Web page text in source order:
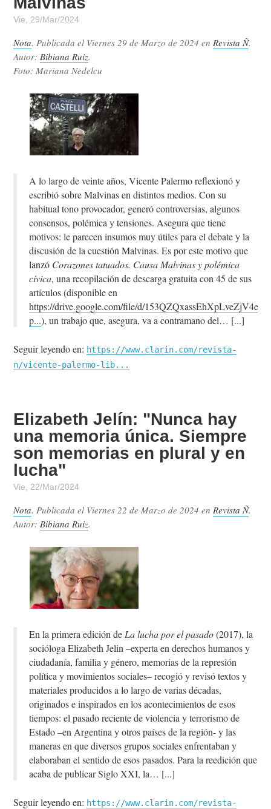
Vie, 29/Mar/2024
Nota. Publicada el Viernes 29 de Marzo de 2024 enRevista Ñ.
Autor:Bibiana Ruiz.
Foto: Mariana Nedelcu
A lo largo de veinte años, Vicente Palermo reflexionó y
escribió sobre Malvinas en distintos medios. Con su
habitual tono provocador, generó controversias, algunos
consensos, polémica y tensiones. Asegura que tiene
motivos: le parecen insumos muy útiles para el debate y la
discusión de la cuestión Malvinas. Es por este motivo que
lanzó Corazones tatuados. Causa Malvinas y polémica
cívica, una recopilación de descarga gratuita con 45 de sus
artículos (disponible en
https://drive.google.com/file/d/
p...), un trabajo que, asegura, va a contramano del…
Seguir leyendo en: https://www.clarin.com/revista-
n/vicente-palermo-lib...
Elizabeth Jelín: "Nunca hay
una memoria única. Siempre
son memorias en plural y en
lucha"
Vie, 22/Mar/2024
Nota. Publicada el Viernes 22 de Marzo de 2024 enRevista Ñ.
Autor:Bibiana Ruiz.
En la primera edición de La lucha por el pasado(2017), la
socióloga Elizabeth Jelin –experta en derechos humanos y
ciudadanía, familia y género, memorias de la represión
política y movimientos sociales– recogió y revisó textos y
materiales producidos a lo largo de varias décadas,
originados e inspirados en los acontecimientos de esos
tiempos: el pasado reciente de violencia y terrorismo de
Estado –en Argentina y otros países de la región- y las
maneras en que diversos grupos sociales enfrentaban y
elaboraban el sentido de esos pasados. Para la reedición que
acaba de publicar Siglo XXI, la…
Seguir leyendo en: https://www.clarin.com/revista-